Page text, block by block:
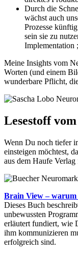
Durch die
wächst auch
Prozesse
sein sie zu
Implementation
Meine Insights vom
Worten (und einem
wunderbare Pflicht,
Lesestoff
Wenn Du noch tiefer
einsteigen möchtest,
aus dem Haufe
Brain View – warum
Dieses Buch
unbewussten
erläutert fundiert, wie
ihm kommunizieren
erfolgreich sind.